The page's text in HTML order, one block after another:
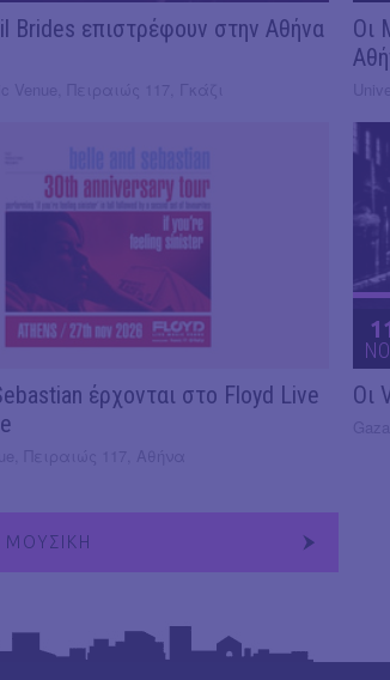
Brides επιστρέφουν στην Αθήνα
Οι
έρχονται στο Floyd Live
Οι
ΜΟΥΣΙΚΗ